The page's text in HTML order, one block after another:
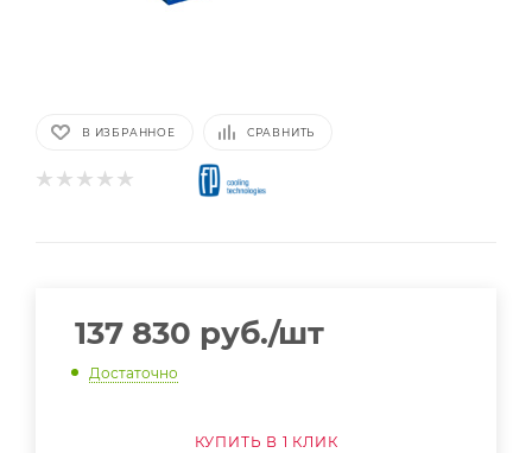
В ИЗБРАННОЕ СРАВНИТЬ
137 830 руб./шт
Достаточно
КУПИТЬ В 1 КЛИК